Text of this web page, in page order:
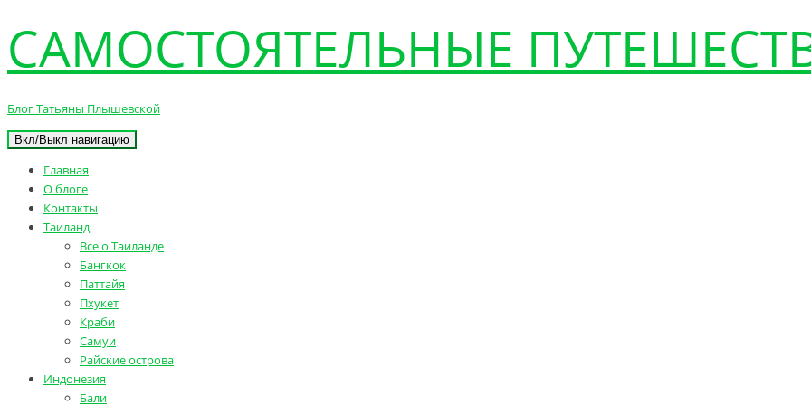
САМОСТОЯТЕЛЬНЫЕ
Блог Татьяны Плышевской
Вкл/Выкл навигацию
Главная
О блоге
Контакты
Таиланд
Все о Таиланде
Бангкок
Паттайя
Пхукет
Краби
Самуи
Райские острова
Индонезия
Бали